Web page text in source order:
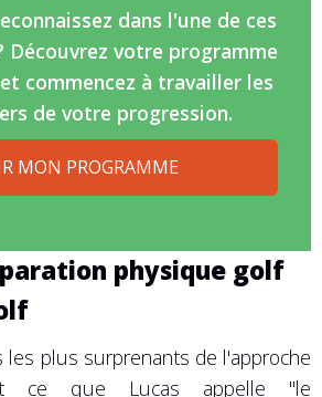
dans l'une de ces
Découvrez votre programme
commencez à travailler les
de votre progression.
MON PROGRAMME
physique golf
les plus surprenants de l'approche
ce que Lucas appelle "le